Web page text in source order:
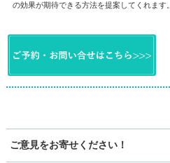
の効果が期待できる方法を提案してくれます。
ご意見をお寄せください！